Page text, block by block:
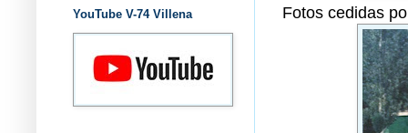
Fotos cedidas
YouTube V-74 Villena